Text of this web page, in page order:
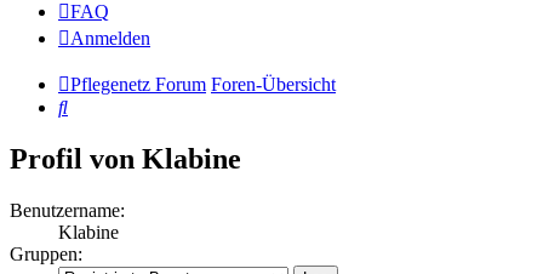
FAQ
Anmelden
Pflegenetz Forum Foren-Übersicht
Suche
Profil von Klabine
Benutzername:
Klabine
Gruppen: